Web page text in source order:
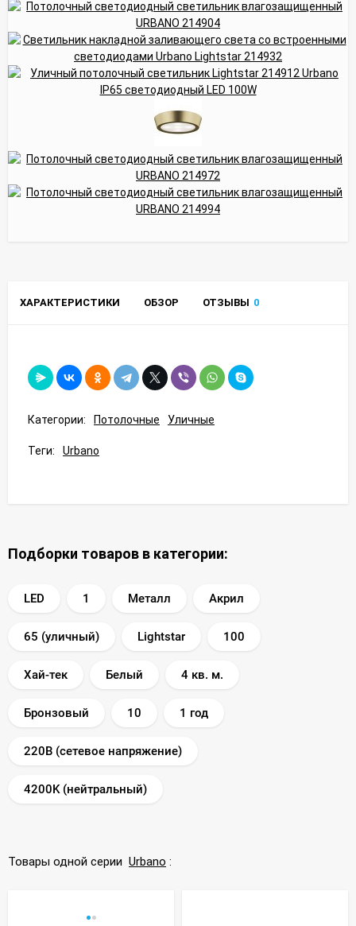
ХАРАКТЕРИСТИКИ ОБЗОР ОТЗЫВЫ 0
Категории: Потолочные Уличные
Теги: Urbano
Подборки товаров в категории:
LED 1 Металл Акрил
65 (уличный) Lightstar 100
Хай-тек Белый 4 кв. м.
Бронзовый 10 1 год
220В (сетевое напряжение)
4200K (нейтральный)
Товары одной серии Urbano :